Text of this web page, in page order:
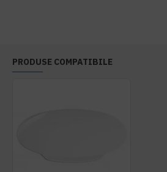
PRODUSE COMPATIBILE